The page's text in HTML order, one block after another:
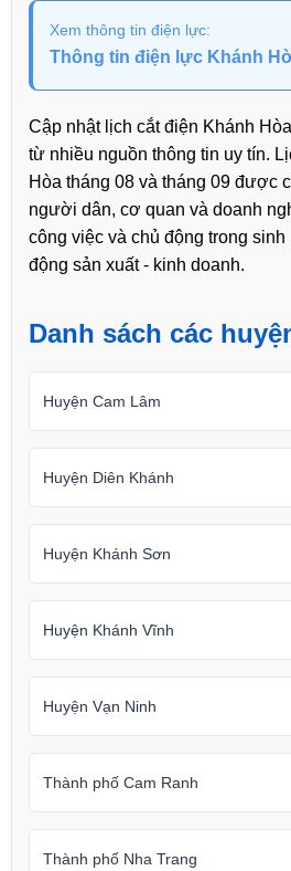
Xem thông tin điện lực:
Thông tin điện lực Khánh
Cập nhật lịch cắt điện Khánh
từ nhiều nguồn thông tin uy tín.
Hòa tháng 08 và tháng 09 được
người dân, cơ quan và doanh
công việc và chủ động trong
động sản xuất - kinh doanh.
Danh sách các
Huyện Cam Lâm
Huyện Diên Khánh
Huyện Khánh Sơn
Huyện Khánh Vĩnh
Huyện Vạn Ninh
Thành phố Cam Ranh
Thành phố Nha Trang